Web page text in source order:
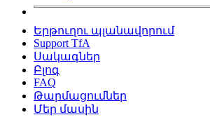
Երթուղու պլանավորում
Support TfA
Սակագներ
Բլոգ
FAQ
Թարմացումներ
Մեր մասին